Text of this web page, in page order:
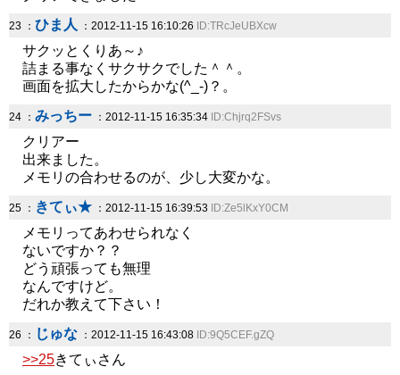
23 ： ひま人 ：2012-11-15 16:10:26 ID:TRcJeUBXcw
サクッとくりあ～♪
詰まる事なくサクサクでした＾＾。
画面を拡大したからかな(^_-)？。
24 ： みっちー ：2012-11-15 16:35:34 ID:Chjrq2FSvs
クリアー
出来ました。
メモリの合わせるのが、少し大変かな。
25 ： きてぃ★ ：2012-11-15 16:39:53 ID:Ze5lKxY0CM
メモリってあわせられなく
ないですか？？
どう頑張っても無理
なんですけど。
だれか教えて下さい！
26 ： じゅな ：2012-11-15 16:43:08 ID:9Q5CEF.gZQ
>>25きてぃさん